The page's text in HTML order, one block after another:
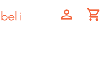
profile shopping_cart